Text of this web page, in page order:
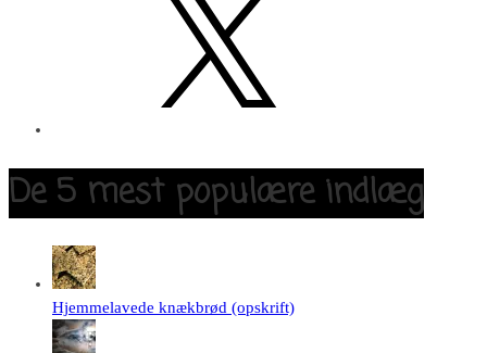
De 5 mest populære indlæg
Hjemmelavede knækbrød (opskrift)